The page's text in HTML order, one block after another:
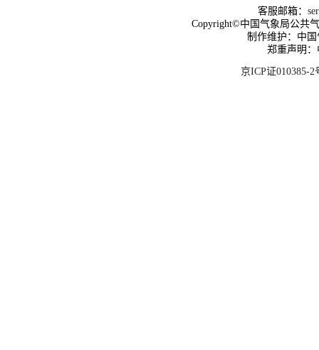
客服邮箱：
Copyright©中国气象局公共
制作维护：中
郑重声明
京ICP证010385-2